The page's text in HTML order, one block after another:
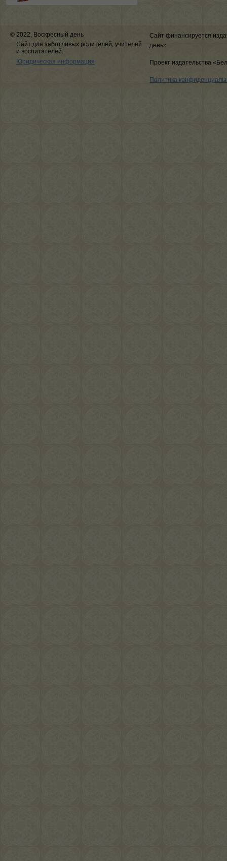
© 2022, Воскресный день
Сайт для заботливых родителей, учителей
и воспитателей.
Юридическая информация
Сайт финансируется
день»
Проект издательства
Политика